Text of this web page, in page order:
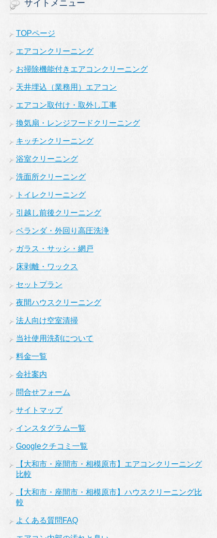
サイトメニュー
TOPページ
エアコンクリーニング
お掃除機能付きエアコンクリーニング
天井埋込（業務用）エアコン
エアコン取付け・取外し工事
換気扇・レンジフードクリーニング
キッチンクリーニング
浴室クリーニング
洗面所クリーニング
トイレクリーニング
引越し前後クリーニング
ベランダ・外回り高圧洗浄
ガラス・サッシ・網戸
床剥離・ワックス
セットプラン
夜間ハウスクリーニング
法人向け空室清掃
当社使用洗剤について
料金一覧
会社案内
問合せフォーム
サイトマップ
インスタグラム一覧
Googleクチコミ一覧
【大和市・座間市・相模原市】エアコンクリーニング
比較
【大和市・座間市・相模原市】ハウスクリーニング比
較
よくある質問FAQ